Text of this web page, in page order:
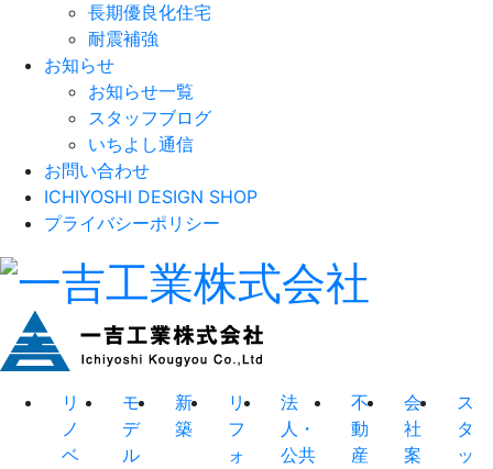
長期優良化住宅
耐震補強
お知らせ
お知らせ一覧
スタッフブログ
いちよし通信
お問い合わせ
ICHIYOSHI DESIGN SHOP
プライバシーポリシー
リ
ノ
ベ
モ
デ
ル
新
築
リ
フ
ォ
法
人・
公共
不
動
産
会
社
案
ス
タ
ッ